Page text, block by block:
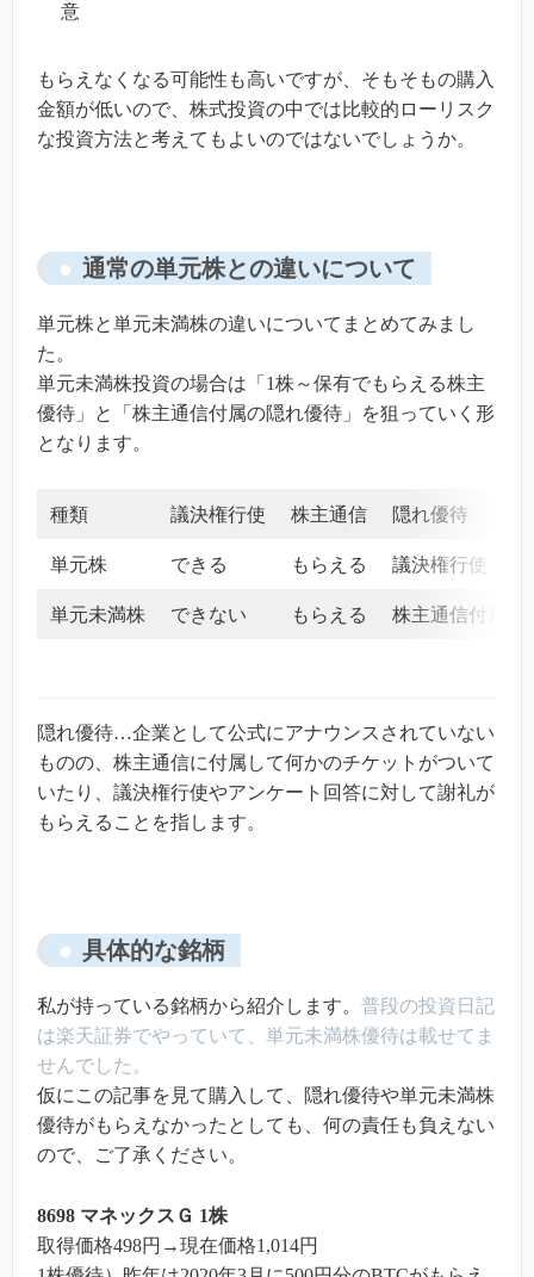
意
もらえなくなる可能性も高いですが、そもそもの購入
金額が低いので、株式投資の中では比較的ローリスク
な投資方法と考えてもよいのではないでしょうか。
通常の単元株との違いについて
単元株と単元未満株の違いについてまとめてみまし
た。
単元未満株投資の場合は「1株～保有でもらえる株主
優待」と「株主通信付属の隠れ優待」を狙っていく形
となります。
種類 議決権行使 株主通信 隠れ優待
単元株 できる もらえる 議決権行使、株
単元未満株 できない もらえる 株主通信付属な
隠れ優待…企業として公式にアナウンスされていない
ものの、株主通信に付属して何かのチケットがついて
いたり、議決権行使やアンケート回答に対して謝礼が
もらえることを指します。
具体的な銘柄
私が持っている銘柄から紹介します。 普段の投資日記
は楽天証券でやっていて、単元未満株優待は載せてま
せんでした。
仮にこの記事を見て購入して、隠れ優待や単元未満株
優待がもらえなかったとしても、何の責任も負えない
ので、ご了承ください。
8698 マネックスＧ 1株
取得価格498円→現在価格1,014円